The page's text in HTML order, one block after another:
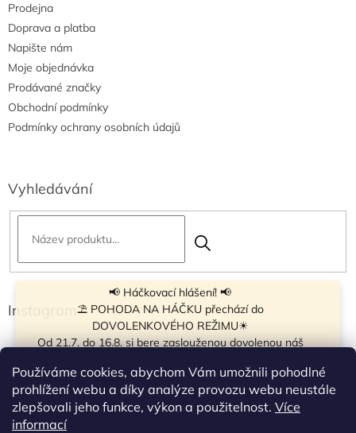
Používáme cookies, abychom Vám umožnili pohodlné
prohlížení webu a díky analýze provozu webu neustále
zlepšovali jeho funkce, výkon a použitelnost. Více
informací
📢 Háčkovací hlášení! 📢
⛱ POHODA NA HÁČKU přechází do
DOVOLENKOVÉHO REŽIMU☀
Od 21.7. do 16.8. si bere zaslouženou dovolenou náš
krátkou pauzu.
Objednávky přijímáme dál - klubíčka, která máme
vyrobená, odešleme bez zdržení. U ostatních se doba
Prodejna
Doprava a platba
Napište nám
Moje objednávka
Prodávané značky
Obchodní podmínky
Podmínky ochrany osobních údajů
Vyhledávání
Instagram
Sledovat na Instagramu